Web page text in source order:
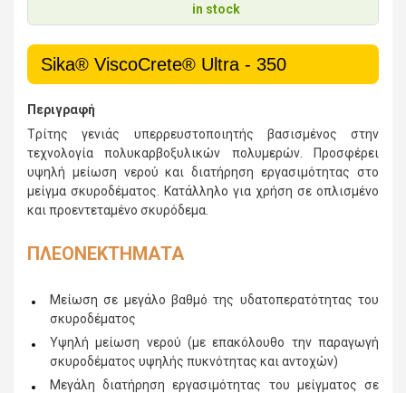
in stock
Sika® ViscoCrete® Ultra - 350
Περιγραφή
Tρίτης γενιάς υπερρευστοποιητής βασισμένος στην
τεχνολογία πολυκαρβοξυλικών πολυμερών. Προσφέρει
υψηλή μείωση νερού και διατήρηση εργασιμότητας στο
μείγμα σκυροδέματος. Κατάλληλο για χρήση σε οπλισμένο
και προεντεταμένο σκυρόδεμα.
ΠΛΕΟΝΕΚΤΗΜΑΤΑ
Μείωση σε μεγάλο βαθμό της υδατοπερατότητας του
σκυροδέματος
Υψηλή μείωση νερού (με επακόλουθο την παραγωγή
σκυροδέματος υψηλής πυκνότητας και αντοχών)
Μεγάλη διατήρηση εργασιμότητας του μείγματος σε